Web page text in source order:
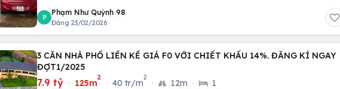
P
Phạm Như Quỳnh 98
Đăng 23/02/2026
3 CĂN NHÀ PHỐ LIỀN KỀ GIÁ F0 VỚI CHIẾT KHẤU 14%. ĐĂNG KÍ NGAY
ĐỢT1/2025
7.9 tỷ · 125m
2
· 40 tr/m
2
· 12m · 1